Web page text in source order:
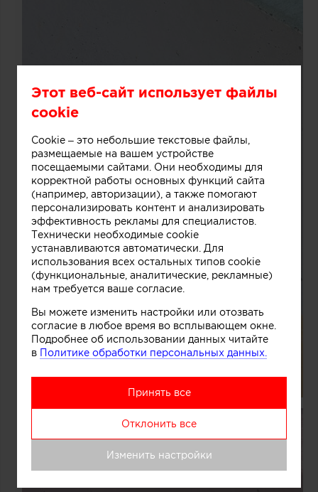
Этот веб-сайт использует файлы
cookie
Cookie – это небольшие текстовые файлы,
размещаемые на вашем устройстве
посещаемыми сайтами. Они необходимы для
корректной работы основных функций сайта
(например, авторизации), а также помогают
персонализировать контент и анализировать
эффективность рекламы для специалистов.
Технически необходимые cookie
устанавливаются автоматически. Для
использования всех остальных типов cookie
(функциональные, аналитические, рекламные)
нам требуется ваше согласие.
Вы можете изменить настройки или отозвать
согласие в любое время во всплывающем окне.
Подробнее об использовании данных читайте
в Политике обработки персональных данных.
Принять все
Отклонить все
Изменить настройки